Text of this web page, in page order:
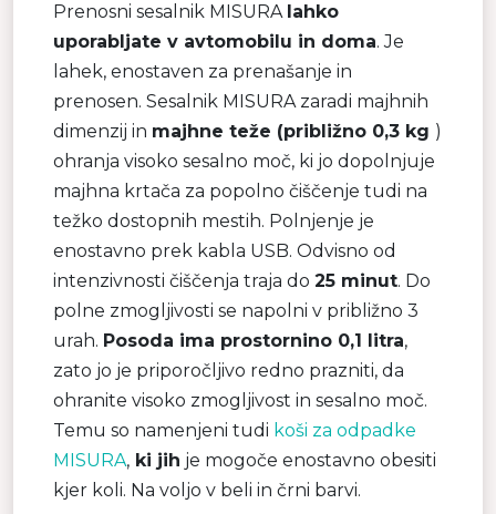
Prenosni sesalnik MISURA lahko
uporabljate v avtomobilu in doma. Je
lahek, enostaven za prenašanje in
prenosen. Sesalnik MISURA zaradi majhnih
dimenzij in majhne teže (približno 0,3 kg )
ohranja visoko sesalno moč, ki jo dopolnjuje
majhna krtača za popolno čiščenje tudi na
težko dostopnih mestih. Polnjenje je
enostavno prek kabla USB. Odvisno od
intenzivnosti čiščenja traja do 25 minut. Do
polne zmogljivosti se napolni v približno 3
urah. Posoda ima prostornino 0,1 litra,
zato jo je priporočljivo redno prazniti, da
ohranite visoko zmogljivost in sesalno moč.
Temu so namenjeni tudi koši za odpadke
MISURA, ki jih je mogoče enostavno obesiti
kjer koli. Na voljo v beli in črni barvi.